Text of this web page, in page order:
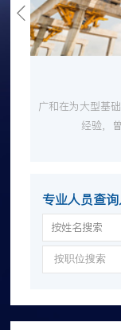
广和在为大型基
经验，
专业人员查